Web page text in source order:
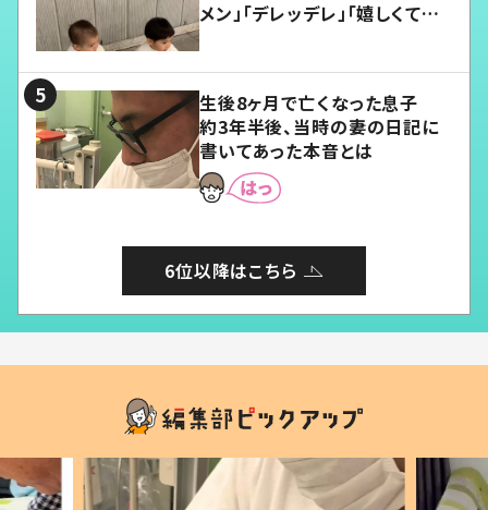
メン」「デレッデレ」「嬉しくて可
生後8ヶ月で亡くなった息子
約3年半後、当時の妻の日記に
書いてあった本音とは
6位以降はこちら